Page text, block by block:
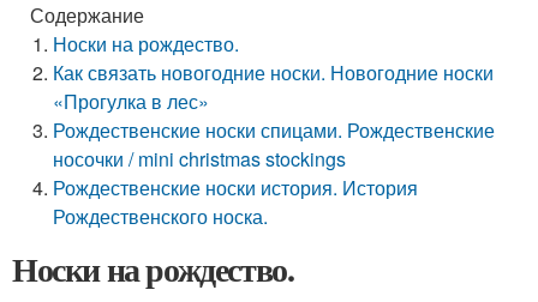
Содержание
Носки на рождество.
Как связать новогодние носки. Новогодние носки
«Прогулка в лес»
Рождественские носки спицами. Рождественские
носочки / mini christmas stockings
Рождественские носки история. История
Рождественского носка.
Носки на рождество.